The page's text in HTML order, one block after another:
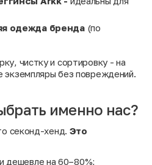
одежда бренда(по
чистку и сортировку - на
экземпляры без повреждений.
именно нас?
секонд-хенд. Это
дешевле на 60–80%;